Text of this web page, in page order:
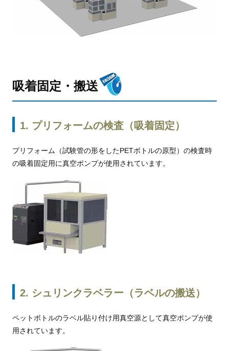
吸着固定・搬送
1. プリフォームの検査（吸着固定）
プリフォーム（試験管の形をしたPETボトルの原型）の検査時
の吸着固定用に真空ポンプが使用されています。
2. シュリンクラベラー（ラベルの搬送）
ペットボトルのラベル貼り付け用真空源として真空ポンプが使
用されています。